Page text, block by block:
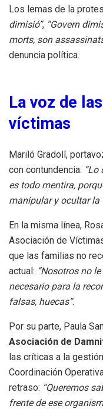
Los lemas de la
dimisió”, “Govern
morts, son
denuncia política.
La voz de
víctimas
Mariló Gradolí,
con contundencia: “Lo
es todo mentira,
manipular y ocultar la
En la misma línea,
Asociación de
que las familias no
actual: “Nosotros no
necesario para la
falsas, huecas”.
Por su parte, Paula
Asociación de
las críticas a la
Coordinación
retraso: “Queremos
frente de ese